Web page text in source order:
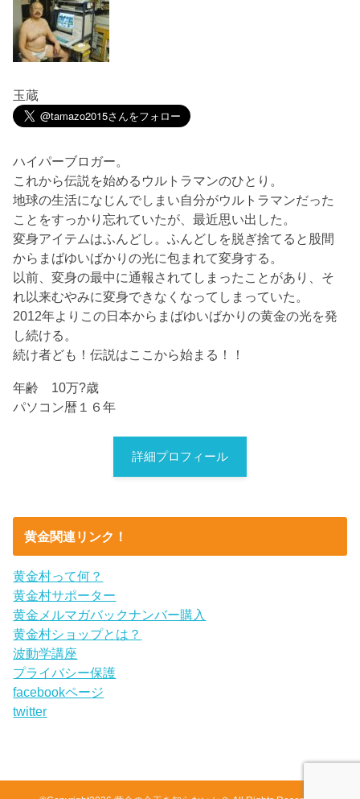
玉蔵
ハイパーブロガー。
これから伝説を始めるウルトラマンのひとり。
地球の生活になじんでしまい自分がウルトラマンだった
ことをすっかり忘れていたが、最近思い出した。
変身アイテムはふんどし。ふんどしを脱ぎ捨てると股間
からまばゆいばかりの光に包まれて変身する。
以前、変身の最中に通報されてしまったことがあり、そ
れ以来むやみに変身できなくなってしまっていた。
2012年よりこの日本からまばゆいばかりの黄金の光を発
し続ける。
続け者ども！伝説はここから始まる！！
年齢 10万?歳
パソコン暦１６年
詳細プロフィール
黄金関連リンク！
黄金村って何？
黄金村サポーター
黄金メルマガバックナンバー購入
黄金村ショップとは？
波動学講座
プライバシー保護
facebookページ
twitter